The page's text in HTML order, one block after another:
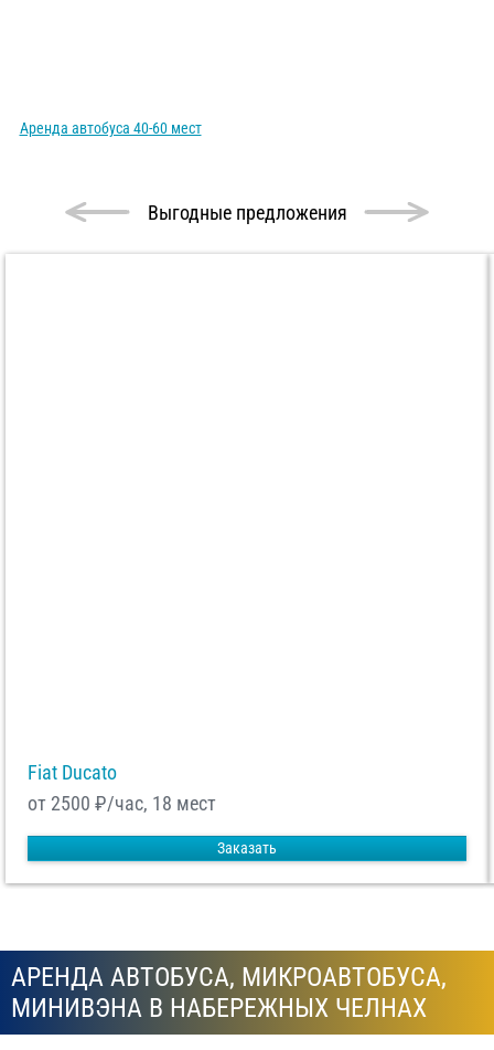
Аренда автобуса 40-60 мест
Выгодные предложения
Fiat Ducato
от 2500 ₽/час, 18 мест
Заказать
АРЕНДА АВТОБУСА, МИКРОАВТОБУСА,
МИНИВЭНА В НАБЕРЕЖНЫХ ЧЕЛНАХ